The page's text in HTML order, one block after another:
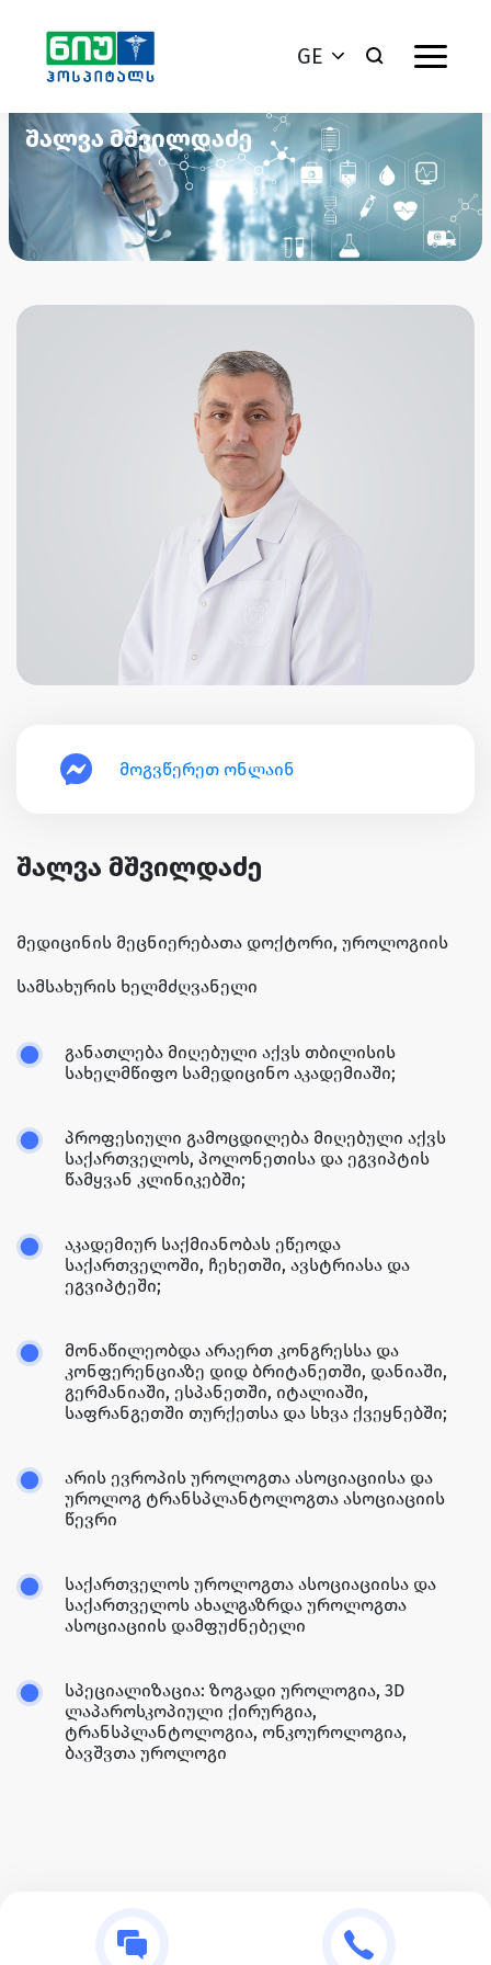
GE
შალვა მშვილდაძე
მოგვწერეთ ონლაინ
შალვა მშვილდაძე
მედიცინის მეცნიერებათა დოქტორი, უროლოგიის
სამსახურის ხელმძღვანელი
განათლება მიღებული აქვს თბილისის
სახელმწიფო სამედიცინო აკადემიაში;
პროფესიული გამოცდილება მიღებული აქვს
საქართველოს, პოლონეთისა და ეგვიპტის
წამყვან კლინიკებში;
აკადემიურ საქმიანობას ეწეოდა
საქართველოში, ჩეხეთში, ავსტრიასა და
ეგვიპტეში;
მონაწილეობდა არაერთ კონგრესსა და
კონფერენციაზე დიდ ბრიტანეთში, დანიაში,
გერმანიაში, ესპანეთში, იტალიაში,
საფრანგეთში თურქეთსა და სხვა ქვეყნებში;
არის ევროპის უროლოგთა ასოციაციისა და
უროლოგ ტრანსპლანტოლოგთა ასოციაციის
წევრი
საქართველოს უროლოგთა ასოციაციისა და
საქართველოს ახალგაზრდა უროლოგთა
ასოციაციის დამფუძნებელი
სპეციალიზაცია: ზოგადი უროლოგია, 3D
ლაპაროსკოპიული ქირურგია,
ტრანსპლანტოლოგია, ონკოუროლოგია,
ბავშვთა უროლოგი